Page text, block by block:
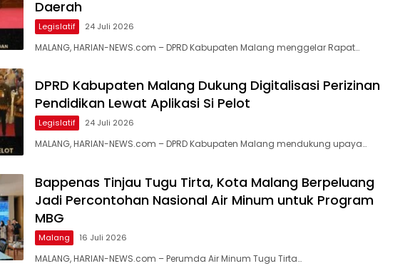
Daerah
Legislatif 24 Juli 2026
MALANG, HARIAN-NEWS.com – DPRD Kabupaten Malang menggelar Rapat…
DPRD Kabupaten Malang Dukung Digitalisasi Perizinan
Pendidikan Lewat Aplikasi Si Pelot
Legislatif 24 Juli 2026
MALANG, HARIAN-NEWS.com – DPRD Kabupaten Malang mendukung upaya…
Bappenas Tinjau Tugu Tirta, Kota Malang Berpeluang
Jadi Percontohan Nasional Air Minum untuk Program
MBG
Malang 16 Juli 2026
MALANG, HARIAN-NEWS.com – Perumda Air Minum Tugu Tirta…